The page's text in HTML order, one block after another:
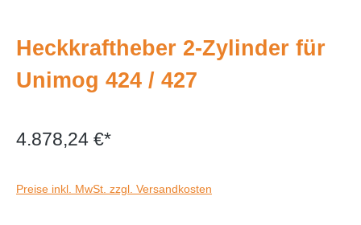
Heckkraftheber 2-Zylinder für
Unimog 424 / 427
4.878,24 €*
Preise inkl. MwSt. zzgl. Versandkosten